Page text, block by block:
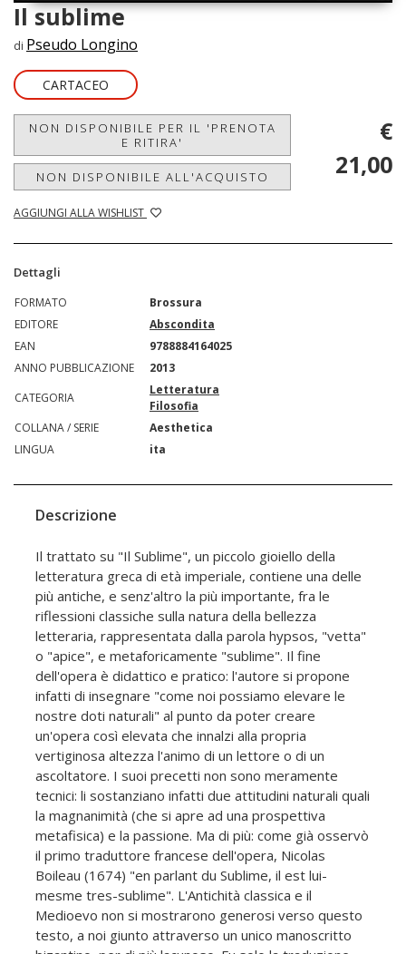
Il sublime
di Pseudo Longino
CARTACEO
NON DISPONIBILE PER IL 'PRENOTA
E RITIRA'
NON DISPONIBILE ALL'ACQUISTO
AGGIUNGI ALLA WISHLIST
€
21,00
Dettagli
FORMATO
Brossura
EDITORE
Abscondita
EAN
9788884164025
ANNO PUBBLICAZIONE
2013
CATEGORIA
Letteratura
Filosofia
COLLANA / SERIE
Aesthetica
LINGUA
ita
Descrizione
Il trattato su "Il Sublime", un piccolo gioiello della
letteratura greca di età imperiale, contiene una delle
più antiche, e senz'altro la più importante, fra le
riflessioni classiche sulla natura della bellezza
letteraria, rappresentata dalla parola hypsos, "vetta"
o "apice", e metaforicamente "sublime". Il fine
dell'opera è didattico e pratico: l'autore si propone
infatti di insegnare "come noi possiamo elevare le
nostre doti naturali" al punto da poter creare
un'opera così elevata che innalzi alla propria
vertiginosa altezza l'animo di un lettore o di un
ascoltatore. I suoi precetti non sono meramente
tecnici: li sostanziano infatti due attitudini naturali quali
la magnanimità (che si apre ad una prospettiva
metafisica) e la passione. Ma di più: come già osservò
il primo traduttore francese dell'opera, Nicolas
Boileau (1674) "en parlant du Sublime, il est lui-
mesme tres-sublime". L'Antichità classica e il
Medioevo non si mostrarono generosi verso questo
testo, a noi giunto attraverso un unico manoscritto